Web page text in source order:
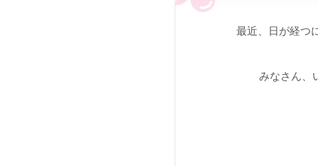
最近、日が経つ
みなさん、